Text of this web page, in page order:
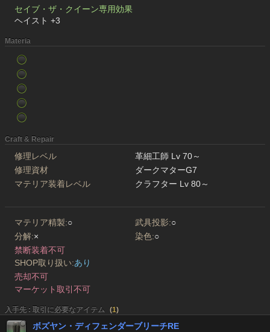
セイブ・ザ・クイーン専用効果
ヘイスト +3
Materia
Craft & Repair
修理レベル
革細工師 Lv 70～
修理資材
ダークマターG7
マテリア装着レベル
クラフター Lv 80～
マテリア精製:○ 武具投影:○
分解:× 染色:○
禁断装着不可
SHOP取り扱い:あり
売却不可
マーケット取引不可
入手先 : 取引に必要なアイテム (1)
ボズヤン・ディフェンダーブリーチRE